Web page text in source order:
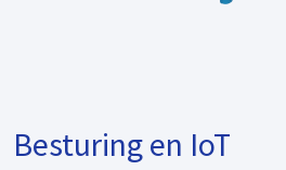
Besturing en IoT